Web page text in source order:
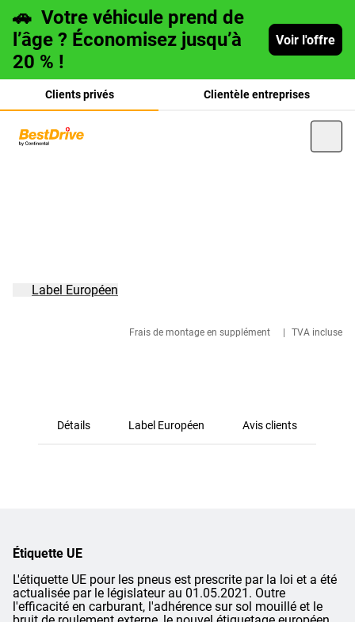
🚗 Votre véhicule prend de
l’âge ? Économisez jusqu’à
20 % !
Voir l'offre
Clients privés Clientèle entreprises
Frais de montage en supplément TVA incluse
Label Européen
Détails Label Européen Avis clients
Étiquette UE
L'étiquette UE pour les pneus est prescrite par la loi et a été
actualisée par le législateur au 01.05.2021. Outre
l'efficacité en carburant, l'adhérence sur sol mouillé et le